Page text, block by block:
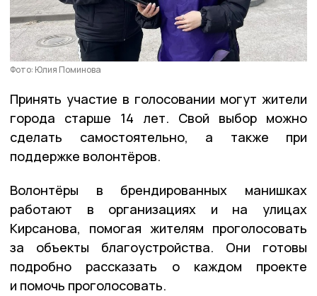
Фото: Юлия Поминова
Принять участие в голосовании могут жители
города старше 14 лет. Свой выбор можно
сделать самостоятельно, а также при
поддержке волонтёров.
Волонтёры в брендированных манишках
работают в организациях и на улицах
Кирсанова, помогая жителям проголосовать
за объекты благоустройства. Они готовы
подробно рассказать о каждом проекте
и помочь проголосовать.